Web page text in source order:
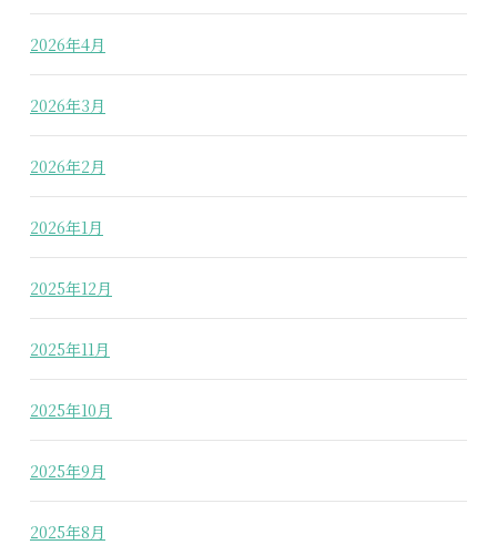
2026年4月
2026年3月
2026年2月
2026年1月
2025年12月
2025年11月
2025年10月
2025年9月
2025年8月